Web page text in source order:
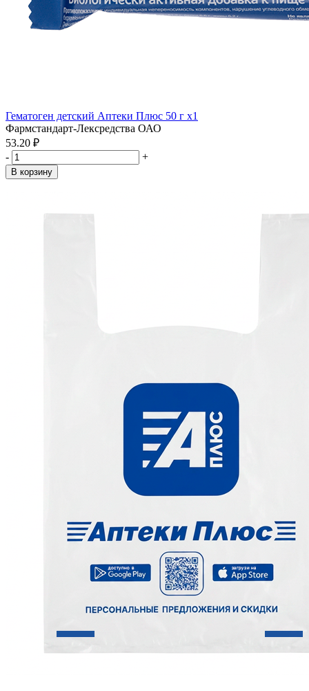
Гематоген детский Аптеки Плюс 50 г x1
Фармстандарт-Лексредства ОАО
53.20 ₽
-
+
В корзину